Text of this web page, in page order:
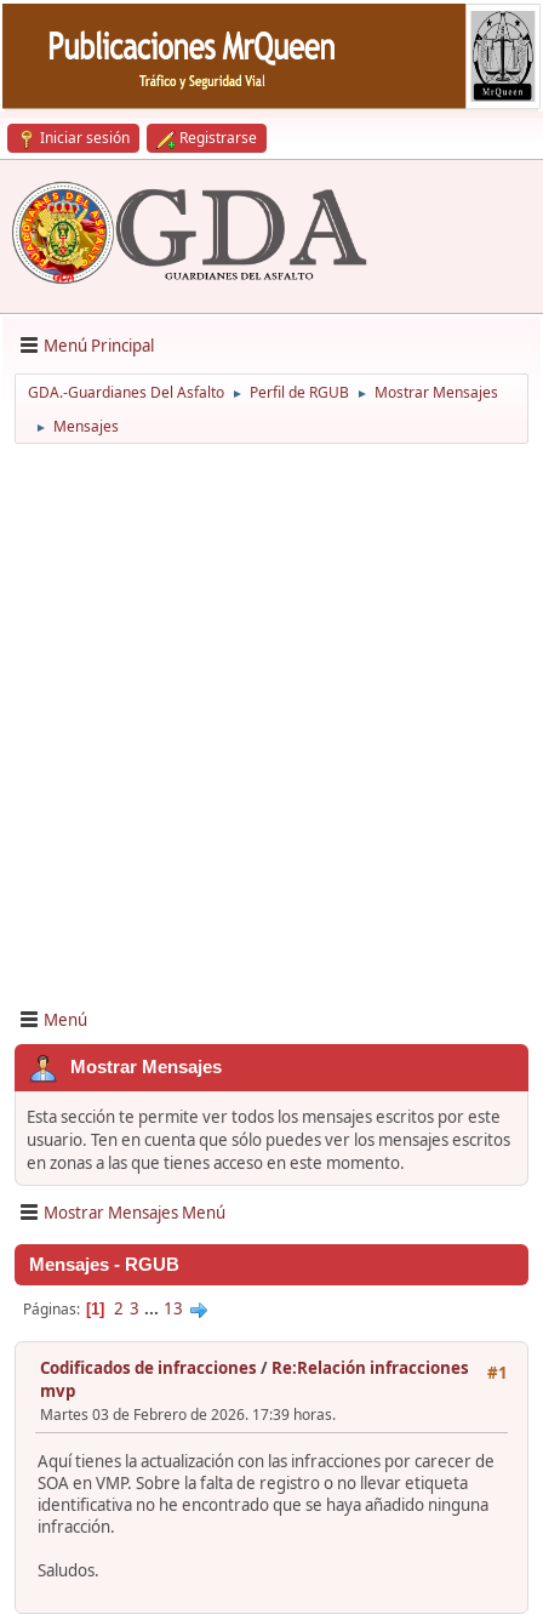
Iniciar sesión Registrarse
Menú Principal
GDA.-Guardianes Del Asfalto ► Perfil de RGUB ► Mostrar Mensajes
► Mensajes
Menú
Mostrar Mensajes
Esta sección te permite ver todos los mensajes escritos por este
usuario. Ten en cuenta que sólo puedes ver los mensajes escritos
en zonas a las que tienes acceso en este momento.
Mostrar Mensajes Menú
Mensajes - RGUB
Páginas 1 2 3 ... 13
#1
Codificados de infracciones / Re:Relación infracciones
mvp
Martes 03 de Febrero de 2026. 17:39 horas.
Aquí tienes la actualización con las infracciones por carecer de
SOA en VMP. Sobre la falta de registro o no llevar etiqueta
identificativa no he encontrado que se haya añadido ninguna
infracción.
Saludos.